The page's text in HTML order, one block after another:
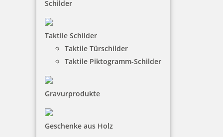
Schilder
Taktile Schilder
Taktile Türschilder
Taktile Piktogramm-Schilder
Gravurprodukte
Geschenke aus Holz
Mein Konto
KONTAKT
ERWIN SIECK Druckerei GmbH
Martina Gaulke